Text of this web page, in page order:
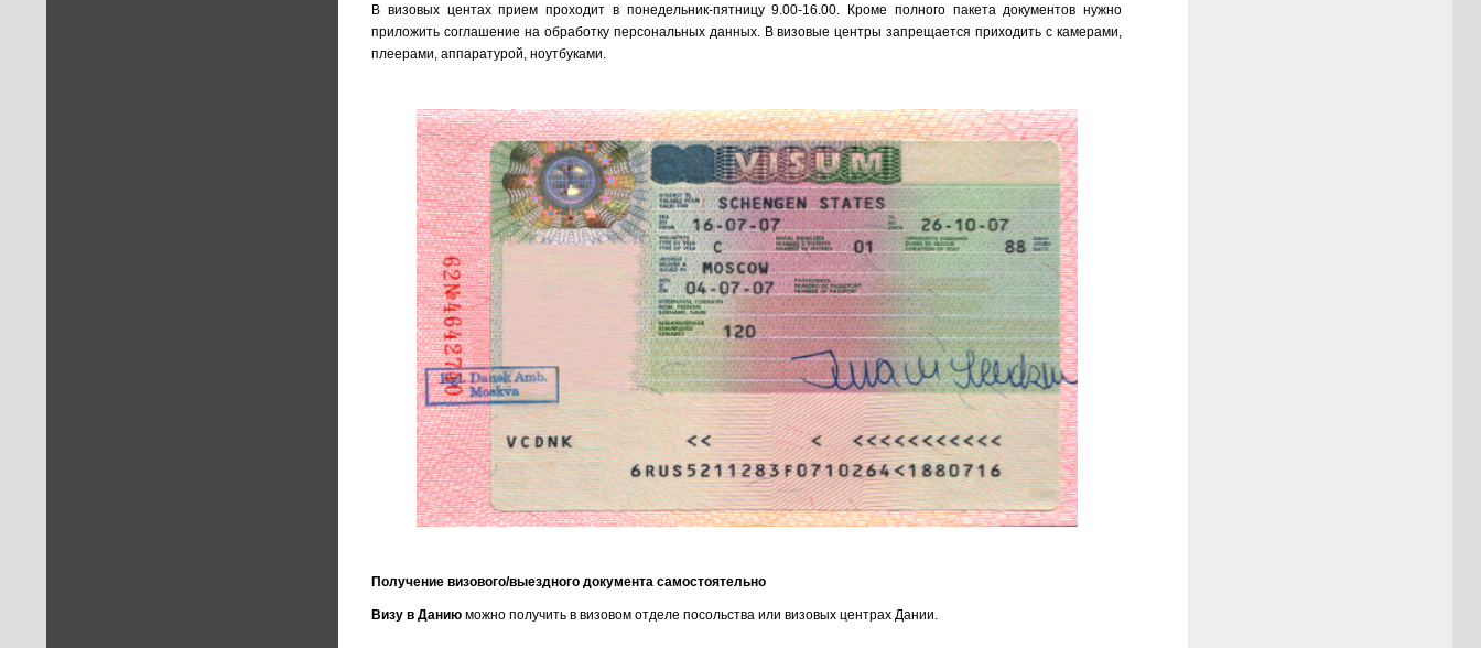
В визовых центах прием проходит в понедельник-пятницу 9.00-16.00. Кроме полного пакета документов нужно
приложить соглашение на обработку персональных данных. В визовые центры запрещается приходить с камерами,
плеерами, аппаратурой, ноутбуками.
Получение визового/выездного документа самостоятельно
Визу в Данию можно получить в визовом отделе посольства или визовых центрах Дании.